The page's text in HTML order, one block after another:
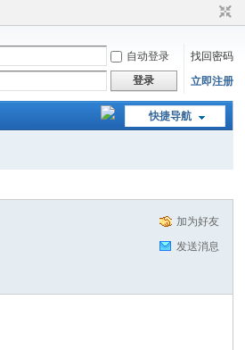
自动登录
找回密码
登录 立即注册
快捷导航
加为好友
发送消息